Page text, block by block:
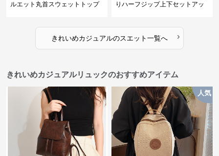
ルエット丸首スウェットトップ
りハーフジップ上下セットアッ
きれいめカジュアルのスエット一覧へ ›
きれいめカジュアルリュックのおすすめアイテム
人気